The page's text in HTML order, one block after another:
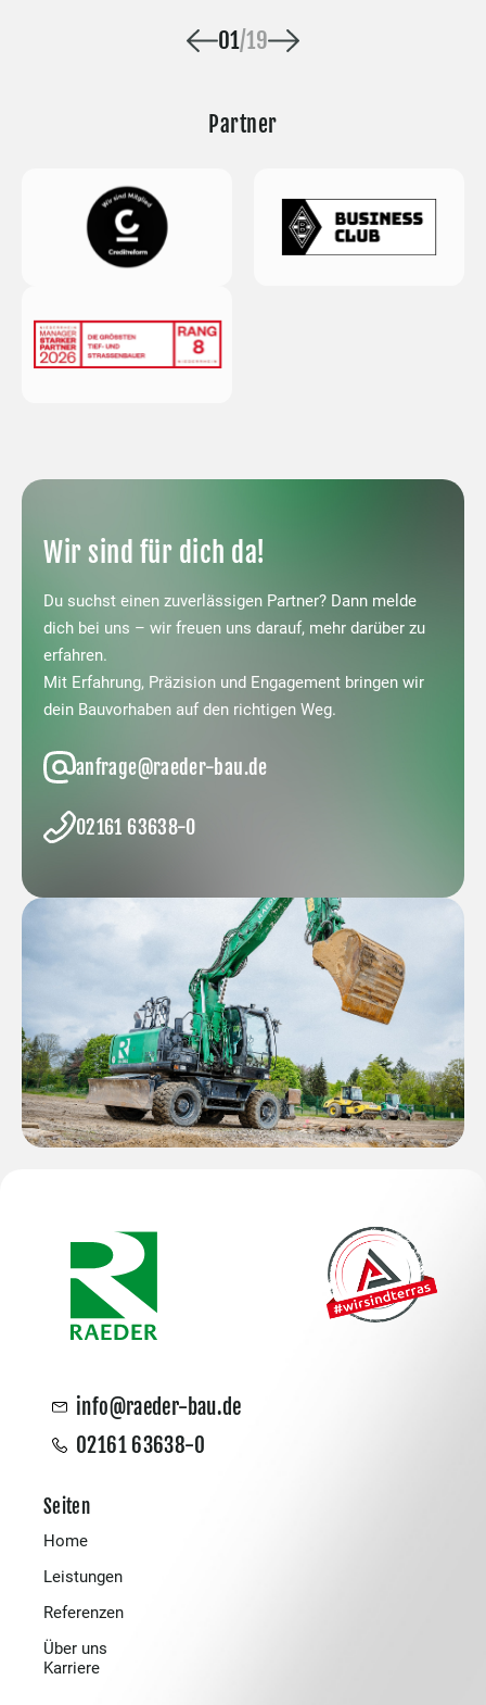
01/19
Partner
Wir sind für dich da!
Du suchst einen zuverlässigen Partner? Dann melde
dich bei uns – wir freuen uns darauf, mehr darüber zu
erfahren.
Mit Erfahrung, Präzision und Engagement bringen wir
dein Bauvorhaben auf den richtigen Weg.
anfrage@raeder-bau.de
02161 63638-0
info@raeder-bau.de
02161 63638-0
Seiten
Home
Leistungen
Referenzen
Über uns
Karriere